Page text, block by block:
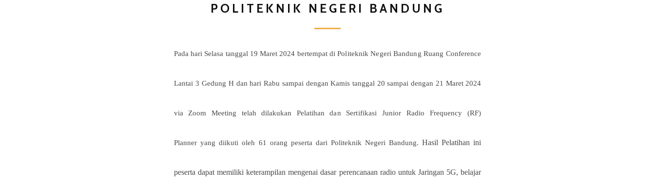
POLITEKNIK NEGERI BANDUNG
Pada hari Selasa tanggal 19 Maret 2024 bertempat di Politeknik Negeri Bandung Ruang Conference
Lantai 3 Gedung Hdan hari Rabu sampai dengan Kamis tanggal 20 sampai dengan 21 Maret 2024
via Zoom Meeting telah dilakukan Pelatihan dan Sertifikasi Junior Radio Frequency (RF)
Planner yang diikuti oleh 61 orang peserta dari Politeknik Negeri Bandung.Hasil Pelatihan ini
peserta dapat memiliki keterampilan mengenai dasar perencanaan radio untuk Jaringan 5G, belajar